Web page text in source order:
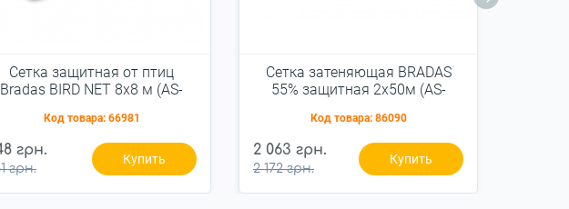
Сетка защитная от птиц
Bradas BIRD NET 8х8 м (AS-
Код товара: 66981
грн.
грн.
Купить
Сетка затеняющая BRADAS
55% защитная 2x50м (AS-
Код товара: 86090
2 063 грн.
2 172 грн.
Купить